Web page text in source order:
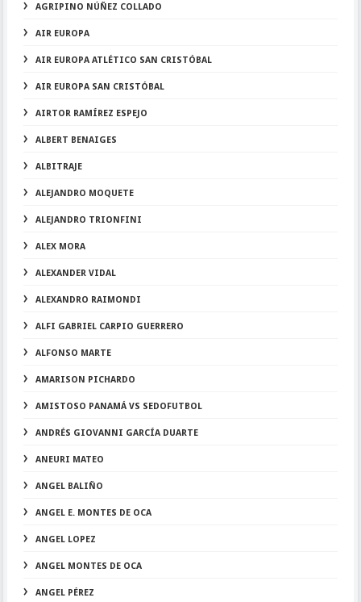
AGRIPINO NÚÑEZ COLLADO
AIR EUROPA
AIR EUROPA ATLÉTICO SAN CRISTÓBAL
AIR EUROPA SAN CRISTÓBAL
AIRTOR RAMÍREZ ESPEJO
ALBERT BENAIGES
ALBITRAJE
ALEJANDRO MOQUETE
ALEJANDRO TRIONFINI
ALEX MORA
ALEXANDER VIDAL
ALEXANDRO RAIMONDI
ALFI GABRIEL CARPIO GUERRERO
ALFONSO MARTE
AMARISON PICHARDO
AMISTOSO PANAMÁ VS SEDOFUTBOL
ANDRÉS GIOVANNI GARCÍA DUARTE
ANEURI MATEO
ANGEL BALIÑO
ANGEL E. MONTES DE OCA
ANGEL LOPEZ
ANGEL MONTES DE OCA
ANGEL PÉREZ